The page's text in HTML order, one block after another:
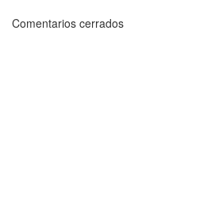
Comentarios cerrados